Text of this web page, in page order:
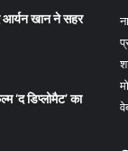
आर्यन खान ने सहर
‘द डिप्लोमैट’ का